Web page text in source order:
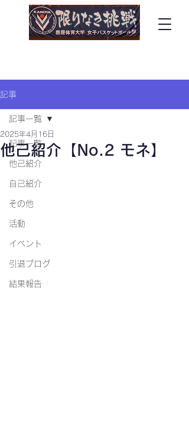
記事
記事一覧
他己紹介
自己紹介
その他
活動
イベント
引退ブログ
結果報告
記事一覧
他己紹介【No.2 モネ】
2025年4月16日